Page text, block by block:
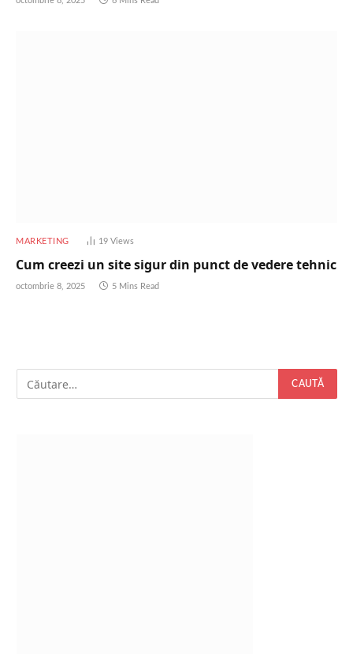
MARKETING 19 Views
Cum creezi un site sigur din punct de vedere tehnic
octombrie 8, 2025 5 Mins Read